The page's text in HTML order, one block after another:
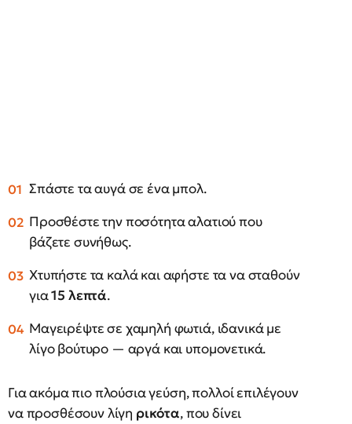
Σπάστε τα αυγά σε ένα μπολ.
Προσθέστε την ποσότητα αλατιού που
βάζετε συνήθως.
Χτυπήστε τα καλά και αφήστε τα να σταθούν
για15 λεπτά.
Μαγειρέψτε σε χαμηλή φωτιά, ιδανικά με
λίγο βούτυρο — αργά και υπομονετικά.
Για ακόμα πιο πλούσια γεύση, πολλοί επιλέγουν
να προσθέσουν λίγη ρικότα, που δίνει